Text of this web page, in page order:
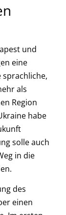
und
eine
sprachliche,
als
Region
habe
solle auch
in die
des
einen